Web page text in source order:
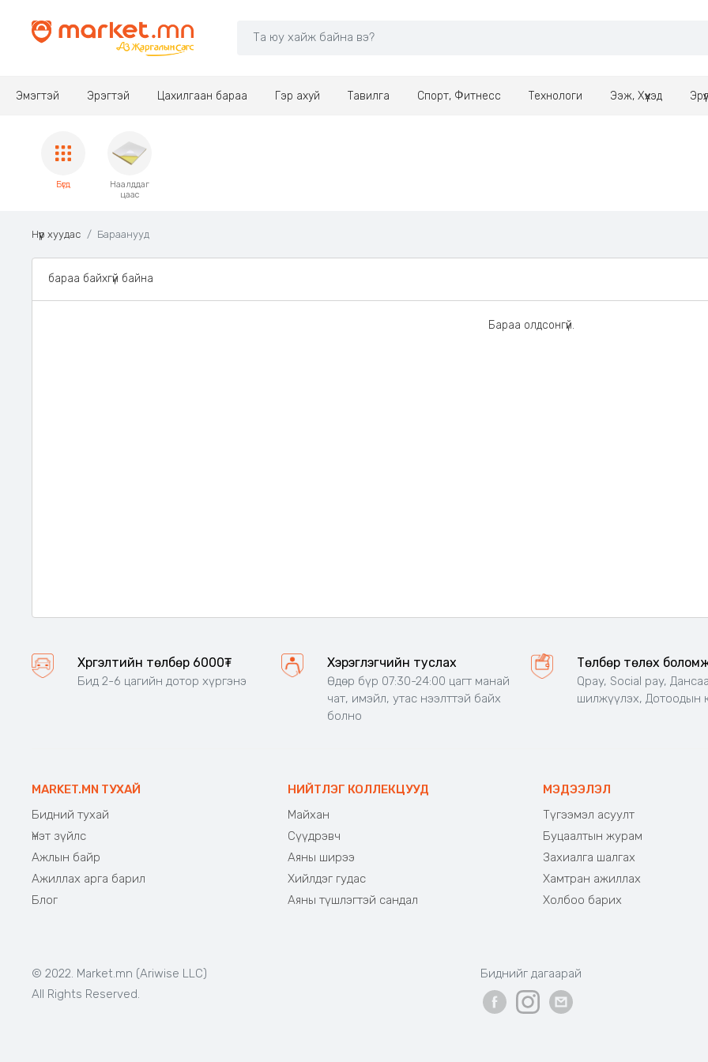
Эмэгтэй Эрэгтэй Цахилгаан бараа Гэр ахуй Тавилга Спорт, Фитнесс Технологи Ээж, Хүүхэд
Бүгд
Наалддаг
цаас
Нүүр хуудас Бараанууд
бараа байхгүй байна
Бараа олдсонгүй.
Хүргэлтийн төлбөр 6000₮
Бид 2-6 цагийн дотор хүргэнэ
Хэрэглэгчийн туслах
Өдөр бүр 07:30-24:00 цагт манай
чат, имэйл, утас нээлттэй байх
болно
Төлбөр төлөх
Qpay, Social pay,
шилжүүлэх, Дотоодын
MARKET.MN ТУХАЙ
Бидний тухай
Үнэт зүйлс
Ажлын байр
Ажиллах арга барил
Блог
НИЙТЛЭГ КОЛЛЕКЦУУД
Майхан
Сүүдрэвч
Аяны ширээ
Хийлдэг гудас
Аяны түшлэгтэй сандал
МЭДЭЭЛЭЛ
Түгээмэл асуулт
Буцаалтын журам
Захиалга шалгах
Хамтран ажиллах
Холбоо барих
© 2022. Market.mn (Ariwise LLC)
All Rights Reserved.
Биднийг дагаарай